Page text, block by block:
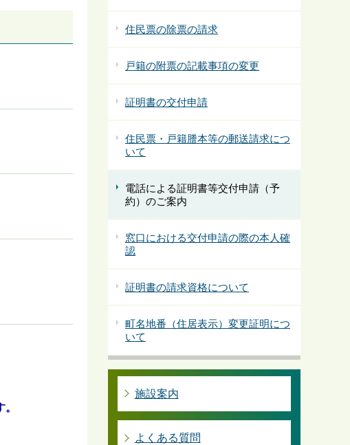
住民票の除票の請求
戸籍の附票の記載事項の変更
証明書の交付申請
住民票・戸籍謄本等の郵送請求につ
いて
電話による証明書等交付申請（予
約）のご案内
窓口における交付申請の際の本人確
認
証明書の請求資格について
町名地番（住居表示）変更証明につ
いて
施設案内
よくある質問